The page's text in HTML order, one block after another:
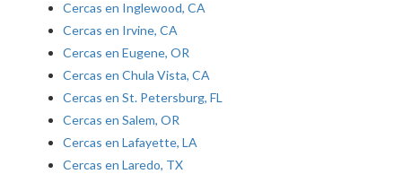
Cercas en Inglewood, CA
Cercas en Irvine, CA
Cercas en Eugene, OR
Cercas en Chula Vista, CA
Cercas en St. Petersburg, FL
Cercas en Salem, OR
Cercas en Lafayette, LA
Cercas en Laredo, TX